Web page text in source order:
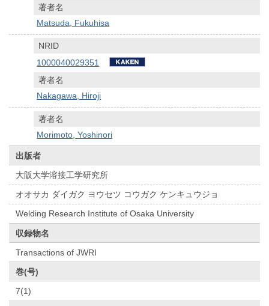
著者名
Matsuda, Fukuhisa
NRID
1000040029351
著者名
Nakagawa, Hiroji
著者名
Morimoto, Yoshinori
出版者
大阪大学溶接工学研究所
オオサカ ダイガク ヨウセツ コウガク ケンキュウジョ
Welding Research Institute of Osaka University
収録物名
Transactions of JWRI
巻(号)
7(1)